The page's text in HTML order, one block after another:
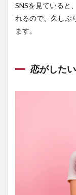
SNSを見ていると
れるので、久しぶ
ます。
恋がした